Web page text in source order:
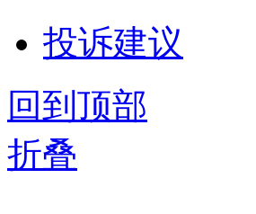
投诉建议
回到顶部
折叠